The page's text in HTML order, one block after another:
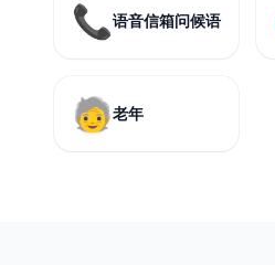
📞语音信箱问候语
🧓老年